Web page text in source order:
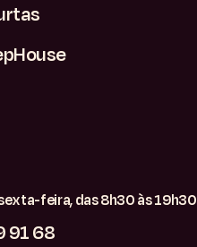
feira, das 8h30 às 19h30
91 68